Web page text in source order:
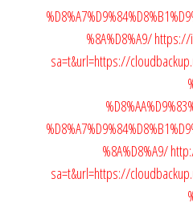
%8A%D8%A9/https://
sa=t&url=https://
%8A%D8%A9/
sa=t&url=https://